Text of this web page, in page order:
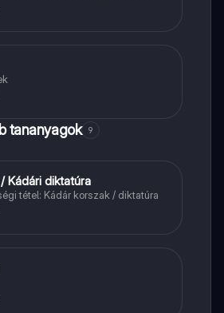
tananyagok 9
Kádári diktatúra
tétel: Kádár korszak / diktatúra